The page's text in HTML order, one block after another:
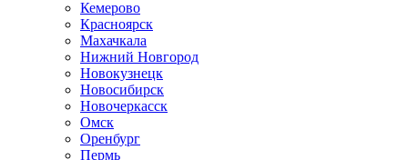
Кемерово
Красноярск
Махачкала
Нижний Новгород
Новокузнецк
Новосибирск
Новочеркаcск
Омск
Оренбург
Пермь